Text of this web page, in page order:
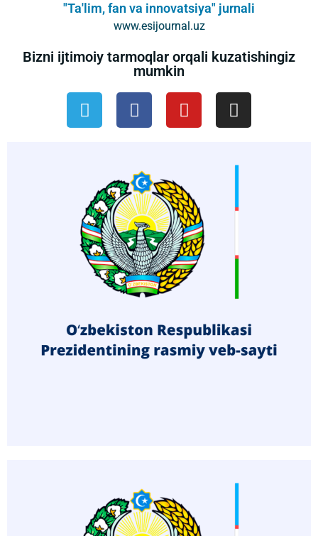
"Ta'lim, fan va innovatsiya" jurnali
www.esijournal.uz
Bizni ijtimoiy tarmoqlar orqali kuzatishingiz
mumkin